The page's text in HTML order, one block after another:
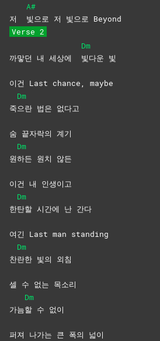
저
A#
빛으로 저 빛으로 Beyond
Verse 2
까맣던 내 세상에
Dm
빛다운 빛
이건 Last chance, maybe
죽
Dm
으란 법은 없다고
숨 끝자락의 계기
원
Dm
하든 원치 않든
이건 내 인생이고
한
Dm
탄할 시간에 난 간다
여긴 Last man standing
찬
Dm
란한 빛의 외침
셀 수 없는 목소리
가늠
Dm
할 수 없이
퍼져 나가는 큰 폭의 넓이